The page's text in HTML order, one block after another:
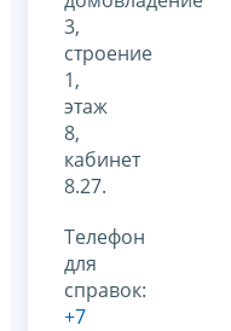
3,
строение
1,
этаж
8,
кабинет
8.27.
Телефон
для
справок:
+7